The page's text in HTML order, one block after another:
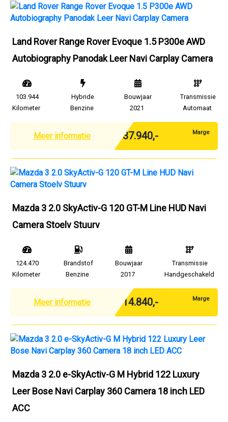
Land Rover Range Rover Evoque 1.5 P300e AWD
Autobiography Panodak Leer Navi Carplay Camera
103.944
Kilometer
Hybride
Benzine
Bouwjaar
2021
Transmissie
Automaat
Meer informatie € 37.940,- Marge
Mazda 3 2.0 SkyActiv-G 120 GT-M Line HUD Navi
Camera Stoelv Stuurv
124.470
Kilometer
Brandstof
Benzine
Bouwjaar
2017
Transmissie
Handgeschakeld
Meer informatie € 14.840,- Marge
Mazda 3 2.0 e-SkyActiv-G M Hybrid 122 Luxury
Leer Bose Navi Carplay 360 Camera 18 inch LED
ACC